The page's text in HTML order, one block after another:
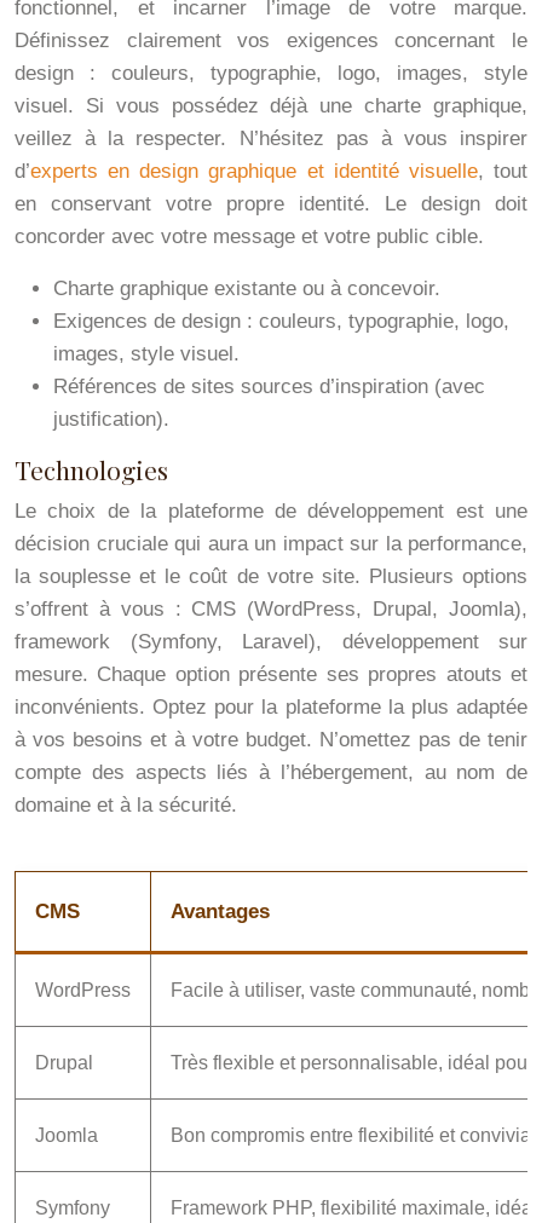
fonctionnel, et incarner l’image de votre marque.
Définissez clairement vos exigences concernant le
design : couleurs, typographie, logo, images, style
visuel. Si vous possédez déjà une charte graphique,
veillez à la respecter. N’hésitez pas à vous inspirer
d’experts en design graphique et identité visuelle, tout
en conservant votre propre identité. Le design doit
concorder avec votre message et votre public cible.
Charte graphique existante ou à concevoir.
Exigences de design : couleurs, typographie, logo,
images, style visuel.
Références de sites sources d’inspiration (avec
justification).
Technologies
Le choix de la plateforme de développement est une
décision cruciale qui aura un impact sur la performance,
la souplesse et le coût de votre site. Plusieurs options
s’offrent à vous : CMS (WordPress, Drupal, Joomla),
framework (Symfony, Laravel), développement sur
mesure. Chaque option présente ses propres atouts et
inconvénients. Optez pour la plateforme la plus adaptée
à vos besoins et à votre budget. N’omettez pas de tenir
compte des aspects liés à l’hébergement, au nom de
domaine et à la sécurité.
CMS Avantages
WordPress Facile à utiliser, vaste communauté,
Drupal Très flexible et personnalisable, idéal pour
Joomla Bon compromis entre flexibilité et
Symfony Framework PHP, flexibilité maximale,